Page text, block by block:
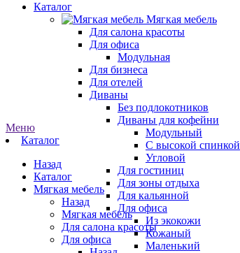
Каталог
Мягкая мебель
Для салона красоты
Для офиса
Модульная
Для бизнеса
Для отелей
Диваны
Без подлокотников
Диваны для кофейни
Модульный
С высокой спинкой
Угловой
Для гостиниц
Для зоны отдыха
Для кальянной
Для офиса
Из экокожи
Кожаный
Маленький
Меню
Каталог
Назад
Каталог
Мягкая мебель
Назад
Мягкая мебель
Для салона красоты
Для офиса